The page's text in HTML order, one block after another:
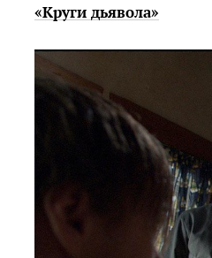
«Круги дьявола»